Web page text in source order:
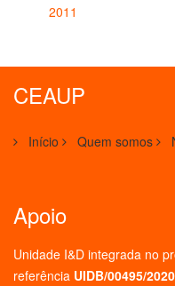
2011
CEAUP
Início Quem somos
Apoio
Unidade I&D integrada no
referência UIDB/00495/